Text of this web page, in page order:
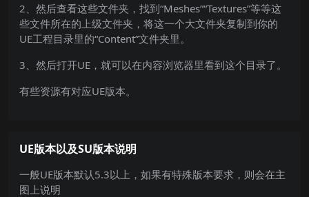
2、然后查看这些文件夹，找到“Meshes”“Textures”等等这
些文件所在的上级文件夹，将这一个大文件夹复制到你的
UE工程目录里的“Content”文件夹里。
3、然后打开UE，就可以在内容浏览器里看到这个目录了。
有些资源有对应UE版本。
UE版本以及SU版本说明
一般UE版本默认5.3以上，如果有特殊版本要求，则会在主
图上说明